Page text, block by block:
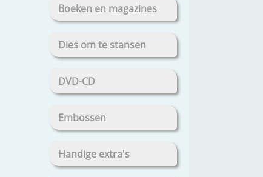
Boeken en magazines
Dies om te stansen
DVD-CD
Embossen
Handige extra's